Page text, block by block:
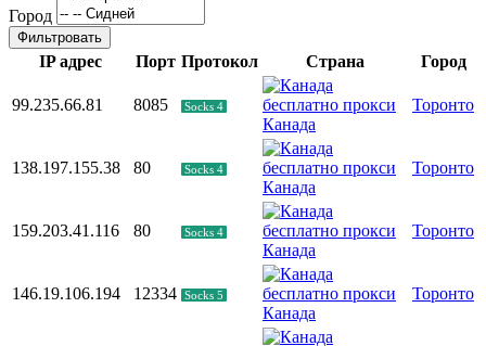
Город
Фильтровать
IP адрес Порт Протокол Страна Город
99.235.66.81 8085 Socks 4
Канада
Торонто
138.197.155.38 80 Socks 4
Канада
Торонто
159.203.41.116 80 Socks 4
Канада
Торонто
146.19.106.194 12334 Socks 5
Канада
Торонто